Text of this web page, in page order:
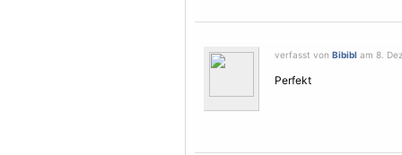
verfasst von Bibibl am 8.
Perfekt